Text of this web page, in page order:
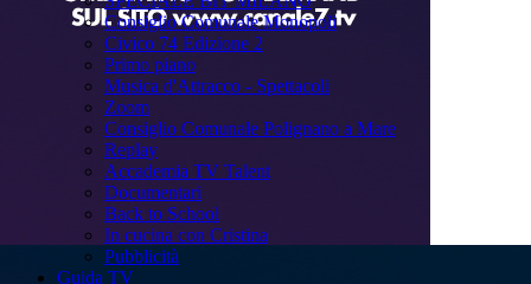
Consiglio Comunale Monopoli
Civico 74 Edizione 2
Primo piano
Musica d'Attracco - Spettacoli
Zoom
Consiglio Comunale Polignano a Mare
Replay
Accademia TV Talent
Documentari
Back to School
In cucina con Cristina
Pubblicità
Guida TV